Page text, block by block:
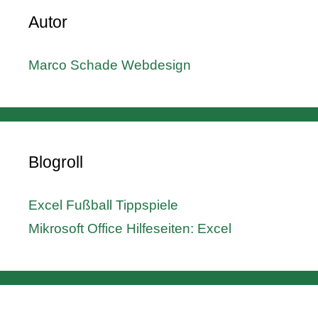
Autor
Marco Schade Webdesign
Blogroll
Excel Fußball Tippspiele
Mikrosoft Office Hilfeseiten: Excel